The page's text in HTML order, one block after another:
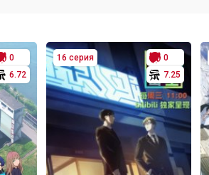
0
6.72
16 серия
0
7.25